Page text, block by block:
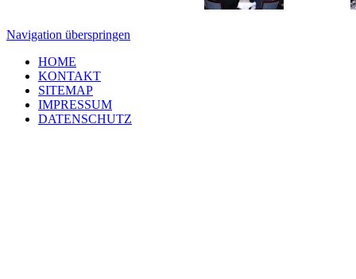
Navigation überspringen
HOME
KONTAKT
SITEMAP
IMPRESSUM
DATENSCHUTZ